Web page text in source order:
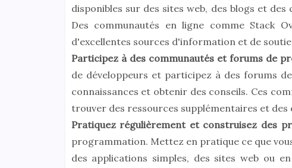
disponibles sur des sites web, des blogs et
Des communautés en ligne comme Stack
d'excellentes sources d'information et de
Participez à des communautés et forums de
de développeurs et participez à des forums
connaissances et obtenir des conseils. Ces
trouver des ressources supplémentaires et
Pratiquez régulièrement et construisez des
programmation. Mettez en pratique ce que
des applications simples, des sites web ou